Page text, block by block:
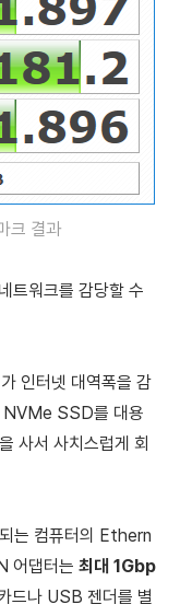
크 결과
워크를 감당할 수
인터넷 대역폭을 감
NVMe SSD를 대용
사서 사치스럽게 회
는 컴퓨터의 Ethern
어댑터는 최대 1Gbp
드나 USB 젠더를 별